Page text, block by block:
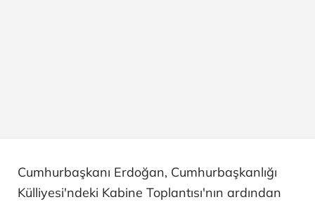
Cumhurbaşkanı Erdoğan, Cumhurbaşkanlığı
Külliyesi'ndeki Kabine Toplantısı'nın ardından